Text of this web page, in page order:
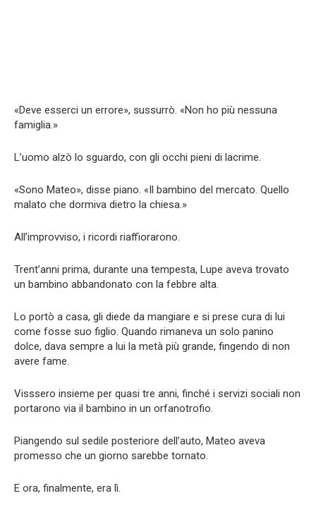
«Deve esserci un errore», sussurrò. «Non ho più nessuna
famiglia.»
L’uomo alzò lo sguardo, con gli occhi pieni di lacrime.
«Sono Mateo», disse piano. «Il bambino del mercato. Quello
malato che dormiva dietro la chiesa.»
All’improvviso, i ricordi riaffiorarono.
Trent’anni prima, durante una tempesta, Lupe aveva trovato
un bambino abbandonato con la febbre alta.
Lo portò a casa, gli diede da mangiare e si prese cura di lui
come fosse suo figlio. Quando rimaneva un solo panino
dolce, dava sempre a lui la metà più grande, fingendo di non
avere fame.
Visssero insieme per quasi tre anni, finché i servizi sociali non
portarono via il bambino in un orfanotrofio.
Piangendo sul sedile posteriore dell’auto, Mateo aveva
promesso che un giorno sarebbe tornato.
E ora, finalmente, era lì.